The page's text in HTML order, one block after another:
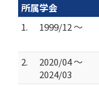
所属学会
1.
1999/12 ～
2.
2020/04 ～
2024/03